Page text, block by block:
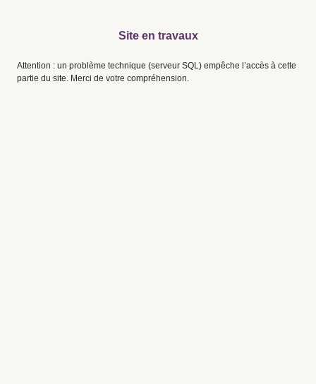
Site en travaux
Attention : un problème technique (serveur SQL) empêche l’accès à cette
partie du site. Merci de votre compréhension.